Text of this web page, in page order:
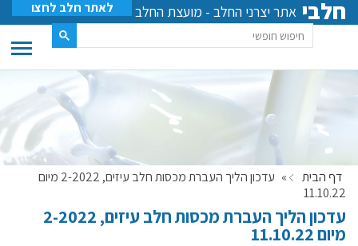
חלבי אתר יצרני החלב - מועצת החלב לאתר חלב לחצו
דף הבית »
עדכון הליך העברת מכסות חלב עיזים, 2-2022 מיום
11.10.22
עדכון הליך העברת מכסות חלב עיזים, 2-2022
מיום 11.10.22